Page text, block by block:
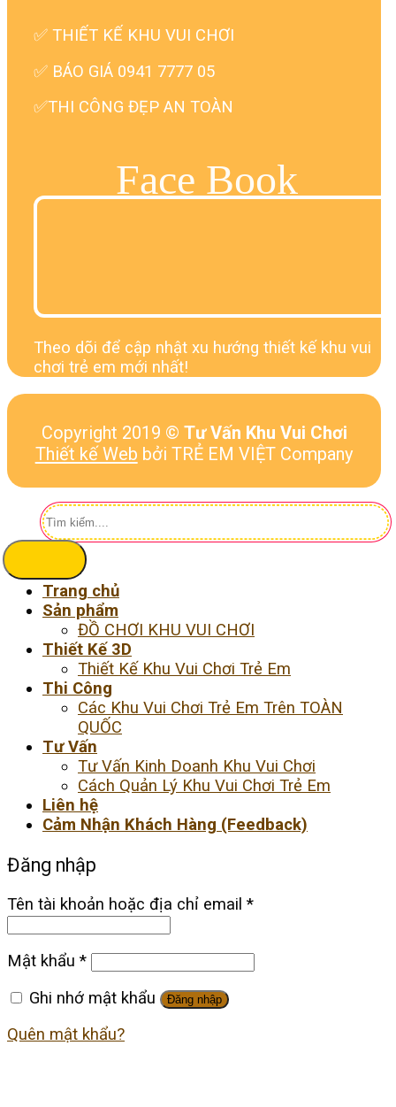
✅THIẾT KẾ KHU VUI CHƠI
✅ BÁO GIÁ 0941 7777 05
✅THI CÔNG ĐẸP AN TOÀN
Face Book
Theo dõi để cập nhật xu hướng thiết kế khu vui
chơi trẻ em mới nhất!
Copyright 2019 © Tư Vấn Khu Vui Chơi
Thiết kế Web bởi TRẺ EM VIỆT Company
Tìm
kiếm:
Trang chủ
Sản phẩm
ĐỒ CHƠI KHU VUI CHƠI
Thiết Kế 3D
Thiết Kế Khu Vui Chơi Trẻ Em
Thi Công
Các Khu Vui Chơi Trẻ Em Trên TOÀN
QUỐC
Tư Vấn
Tư Vấn Kinh Doanh Khu Vui Chơi
Cách Quản Lý Khu Vui Chơi Trẻ Em
Liên hệ
Cảm Nhận Khách Hàng (Feedback)
Đăng nhập
Tên tài khoản hoặc địa chỉ email *
Mật khẩu *
Ghi nhớ mật khẩu
Đăng nhập
Quên mật khẩu?